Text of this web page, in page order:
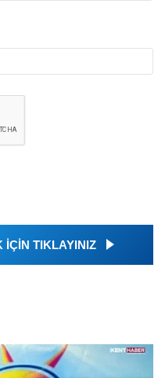
İÇİN TIKLAYINIZ